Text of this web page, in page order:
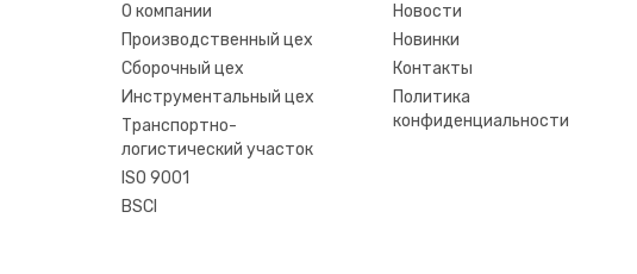
О компании
Производственный цех
Сборочный цех
Инструментальный цех
Транспортно-
логистический участок
ISO 9001
BSCI
Новости
Новинки
Контакты
Политика
конфиденциальности